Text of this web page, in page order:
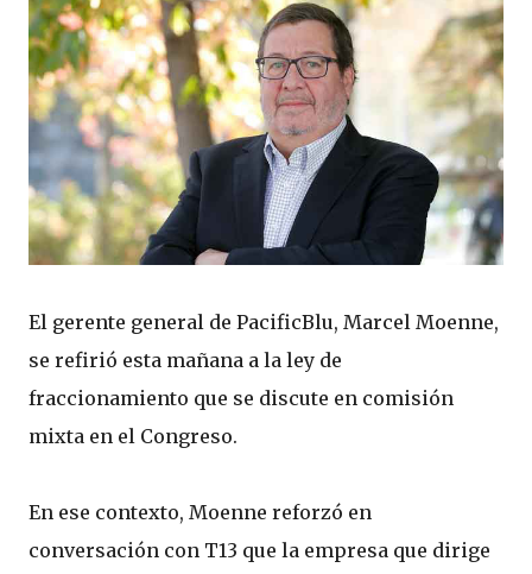
El gerente general de PacificBlu, Marcel Moenne,
se refirió esta mañana a la ley de
fraccionamiento que se discute en comisión
mixta en el Congreso.
En ese contexto, Moenne reforzó en
conversación con T13 que la empresa que dirige